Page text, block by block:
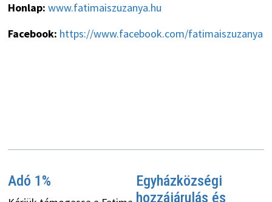
Honlap: www.fatimaiszuzanya.hu
Facebook: https://www.facebook.com/fatimaiszuzanya
Adó 1%
Egyházközségi
hozzájárulás és